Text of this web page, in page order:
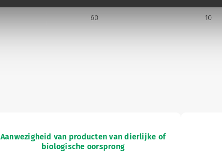
60 10
Aanwezigheid van producten van dierlijke of
biologische oorsprong